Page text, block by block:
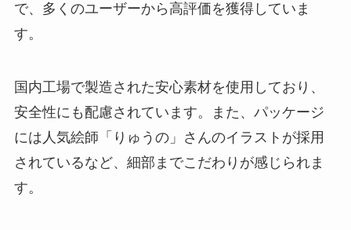
で、多くのユーザーから高評価を獲得していま
す。
国内工場で製造された安心素材を使用しており、
安全性にも配慮されています。また、パッケージ
には人気絵師「りゅうの」さんのイラストが採用
されているなど、細部までこだわりが感じられま
す。